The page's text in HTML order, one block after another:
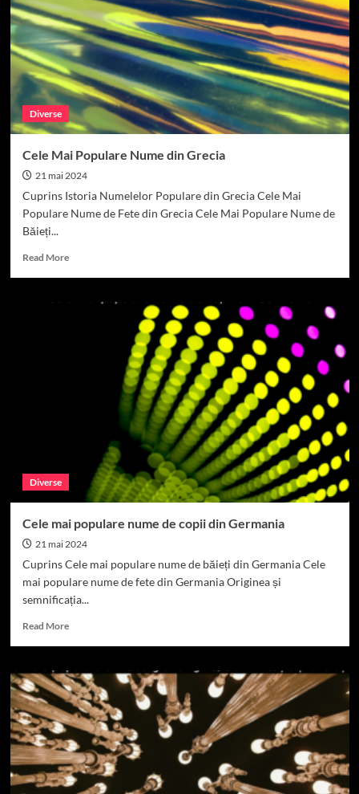
Evoluție
și
Semnificație
Diverse
Cele Mai Populare Nume din Grecia
21 mai 2024
Cuprins Istoria Numelelor Populare din Grecia Cele Mai
Populare Nume de Fete din Grecia Cele Mai Populare Nume de
Băieți...
Read MoreRead
Diverse
Cele mai populare nume de copii din Germania
21 mai 2024
Cuprins Cele mai populare nume de băieți din Germania Cele
mai populare nume de fete din Germania Originea și
semnificația...
Read MoreRead
Cele
mai
populare
nume
de
copii
din
Germania